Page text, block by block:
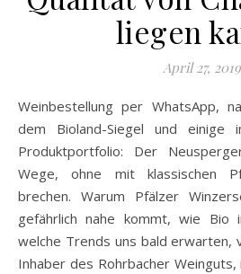
liegen
April 27, 2019
Weinbestellung per WhatsApp, nachhaltiger Anbau nach
dem Bioland-Siegel und einige
Produktportfolio: Der
Wege, ohne mit klassischen
brechen. Warum Pfälzer
gefährlich nahe kommt, wie Bio
welche Trends uns bald erwarten,
Inhaber des Rohrbacher